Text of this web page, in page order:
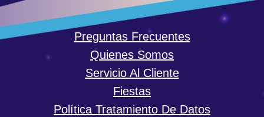
Preguntas Frecuentes
Quienes Somos
Servicio Al Cliente
Fiestas
Política Tratamiento De Datos